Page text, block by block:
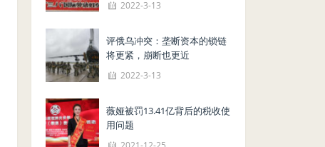
2022-3-13
评俄乌冲突：垄断资本的锁链
将更紧，崩断也更近
2022-3-13
薇娅被罚13.41亿背后的税收使
用问题